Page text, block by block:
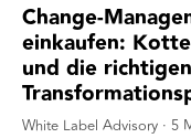
Change-
einkaufen:
und die
White Label Advisory · 5